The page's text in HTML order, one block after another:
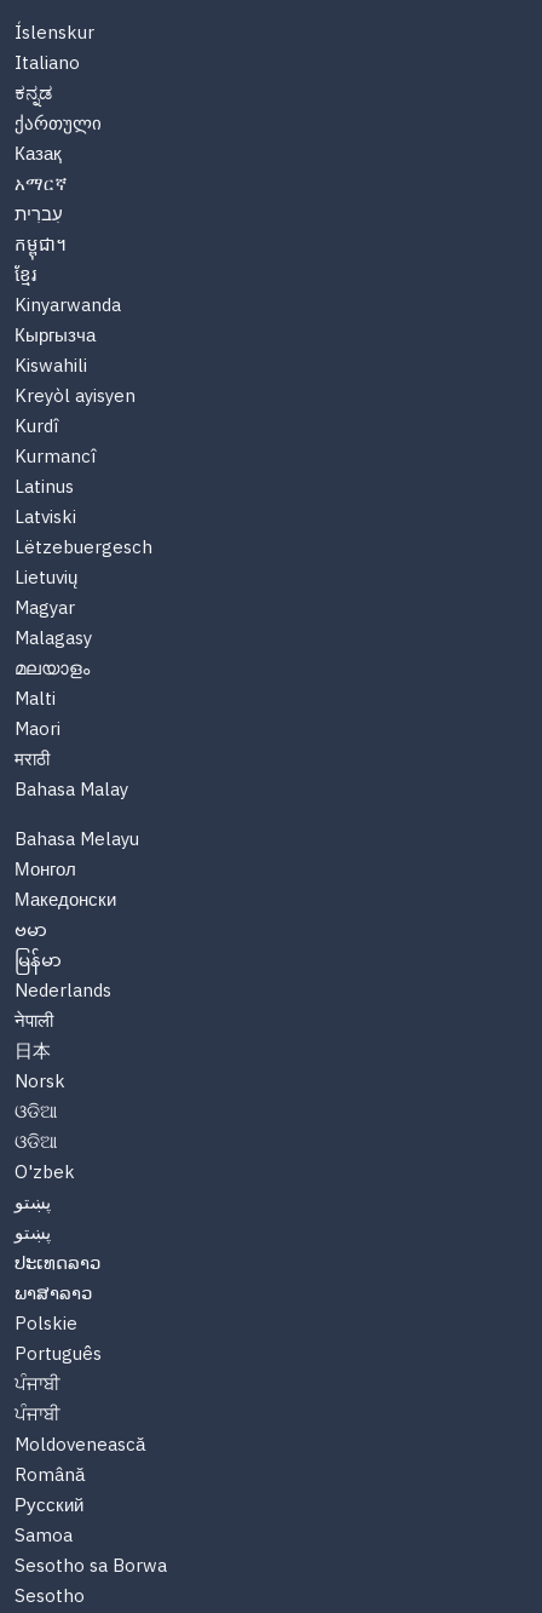
Íslenskur
Italiano
ಕನ್ನಡ
ქართული
Казақ
አማርኛ
עִברִית
កម្ពុជា។
ខ្មែរ
Kinyarwanda
Кыргызча
Kiswahili
Kreyòl ayisyen
Kurdî
Kurmancî
Latinus
Latviski
Lëtzebuergesch
Lietuvių
Magyar
Malagasy
മലയാളം
Malti
Maori
मराठी
Bahasa Malay
Bahasa Melayu
Монгол
Македонски
ဗမာ
မြန်မာ
Nederlands
नेपाली
日本
Norsk
ଓଡିଆ
ଓଡିଆ
O'zbek
پښتو
پښتو
ປະເທດລາວ
ພາສາລາວ
Polskie
Português
ਪੰਜਾਬੀ
ਪੰਜਾਬੀ
Moldovenească
Română
Русский
Samoa
Sesotho sa Borwa
Sesotho